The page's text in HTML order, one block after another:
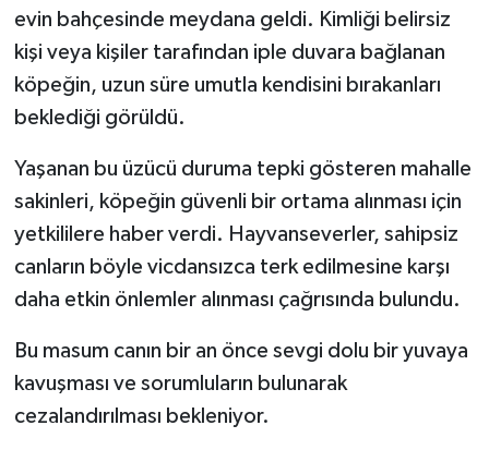
evin bahçesinde meydana geldi. Kimliği belirsiz
kişi veya kişiler tarafından iple duvara bağlanan
köpeğin, uzun süre umutla kendisini bırakanları
beklediği görüldü.
Yaşanan bu üzücü duruma tepki gösteren mahalle
sakinleri, köpeğin güvenli bir ortama alınması için
yetkililere haber verdi. Hayvanseverler, sahipsiz
canların böyle vicdansızca terk edilmesine karşı
daha etkin önlemler alınması çağrısında bulundu.
Bu masum canın bir an önce sevgi dolu bir yuvaya
kavuşması ve sorumluların bulunarak
cezalandırılması bekleniyor.